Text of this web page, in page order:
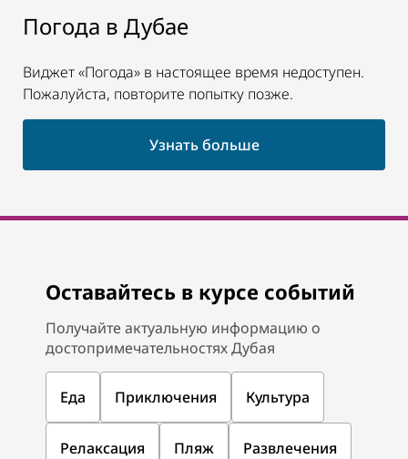
Погода в Дубае
Виджет «Погода» в настоящее время недоступен.
Пожалуйста, повторите попытку позже.
Узнать больше
Оставайтесь в курсе событий
Получайте актуальную информацию о
достопримечательностях Дубая
Еда Приключения Культура
Релаксация Пляж Развлечения